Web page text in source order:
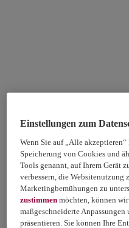
Einstellungen zum
Wenn Sie auf „Alle
Speicherung von Cookies und
Tools genannt, auf Ihrem Gerät
verbessern, die Websitenutzung
Marketingbemühungen zu
zustimmen möchten, können
maßgeschneiderte
präsentieren. Sie können Ihre